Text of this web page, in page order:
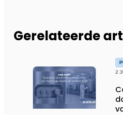
Gerelateerde
2